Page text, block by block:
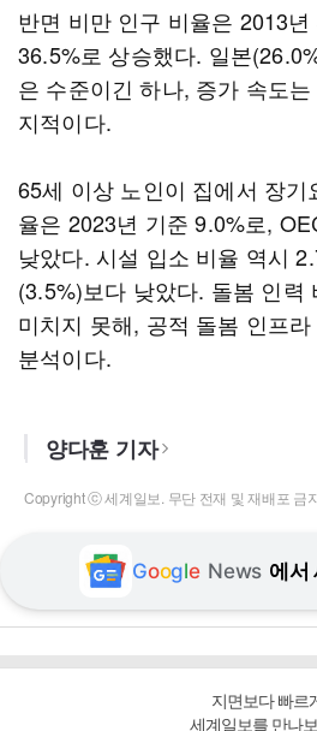
반면 비만 인구 비율은 2013
36.5%로 상승했다. 일본
은 수준이긴 하나, 증가 속도
지적이다.
65세 이상 노인이 집에서 장기
율은 2023년 기준 9.0%로,
낮았다. 시설 입소 비율 역시
(3.5%)보다 낮았다. 돌봄 인력
미치지 못해, 공적 돌봄 인프
분석이다.
양다훈 기자
Copyright ⓒ 세계일보. 무단 전재 및 재배포 금
Google News 에서
지면보다 빠르
세계일보를 만나